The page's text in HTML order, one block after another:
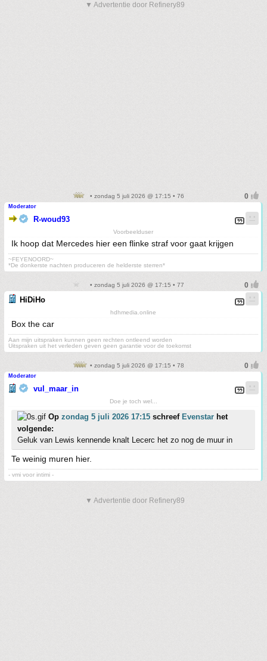
▼ Advertentie door Refinery89
• zondag 5 juli 2026 @ 17:15 • 76
Moderator
R-woud93
Voorbeelduser
Ik hoop dat Mercedes hier een flinke straf voor gaat krijgen
~FEYENOORD~
*De donkerste nachten produceren de helderste sterren*
• zondag 5 juli 2026 @ 17:15 • 77
HiDiHo
hdhmedia.online
Box the car
Aan mijn uitspraken kunnen geen rechten ontleend worden
Uitspraken uit het verleden geven geen garantie voor de toekomst
• zondag 5 juli 2026 @ 17:15 • 78
Moderator
vul_maar_in
Doe je toch wel...
Op zondag 5 juli 2026 17:15 schreef Evenstar het
volgende:
Geluk van Lewis kennende knalt Lecerc het zo nog de muur in
Te weinig muren hier.
- vmi voor intimi -
▼ Advertentie door Refinery89